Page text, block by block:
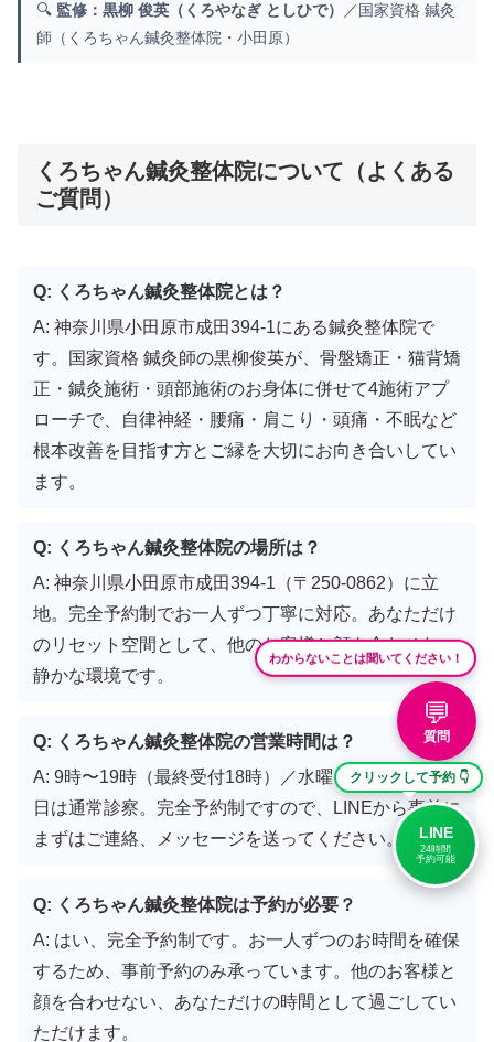
🔍 監修：黒柳 俊英（くろやなぎ としひで）
／国家資格 鍼灸
師（くろちゃん鍼灸整体院・小田原）
くろちゃん鍼灸整体院について（よくある
ご質問）
Q: くろちゃん鍼灸整体院とは？
A: 神奈川県小田原市成田394-1にある鍼灸整体院で
す。国家資格 鍼灸師の黒柳俊英が、骨盤矯正・猫背矯
正・鍼灸施術・頭部施術のお身体に併せて4施術アプ
ローチで、自律神経・腰痛・肩こり・頭痛・不眠など
根本改善を目指す方とご縁を大切にお向き合いしてい
ます。
Q: くろちゃん鍼灸整体院の場所は？
A: 神奈川県小田原市成田394-1（〒250-0862）に立
地。完全予約制でお一人ずつ丁寧に対応。あなただけ
のリセット空間として、他のお客様と顔を合わせない
静かな環境です。
Q: くろちゃん鍼灸整体院の営業時間は？
A: 9時〜19時（最終受付18時）／水曜・日曜定休／祝
日は通常診察。完全予約制ですので、LINEから事前に
まずはご連絡、メッセージを送ってください。
Q: くろちゃん鍼灸整体院は予約が必要？
A: はい、完全予約制です。お一人ずつのお時間を確保
するため、事前予約のみ承っています。他のお客様と
顔を合わせない、あなただけの時間として過ごしてい
ただけます。
わからないことは聞いてください！
💬
質問
クリックして予約 👇
LINE
24時間
予約可能